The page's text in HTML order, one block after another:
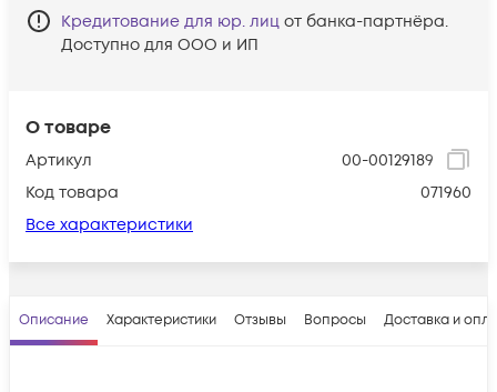
О товаре
Артикул
00-00129189
Код товара
071960
Все характеристики
Кредитование для юр. лиц от банка-партнёра.
Доступно для ООО и ИП
Описание Характеристики Отзывы Вопросы Доставка и